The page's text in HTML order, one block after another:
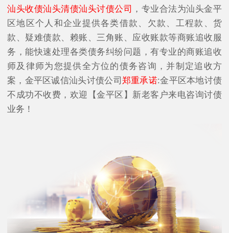
汕头收债汕头清债汕头讨债公司 ，专业合法为汕头金平
区地区个人和企业提供各类借款、欠款、工程款、货
款、疑难债款、赖账、三角账、应收账款等商账追收服
务，能快速处理各类债务纠纷问题，有专业的商账追收
师及律师为您提供全方位的债务咨询，并制定追收方
案，金平区诚信汕头讨债公司 郑重承诺:金平区本地讨债
不成功不收费，欢迎【金平区】新老客户来电咨询讨债
业务！